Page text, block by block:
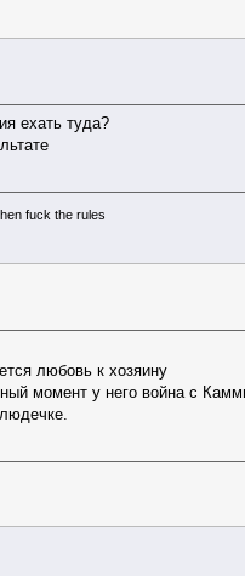
ехать туда?
fuck the rules
любовь к хозяину
момент у него война с